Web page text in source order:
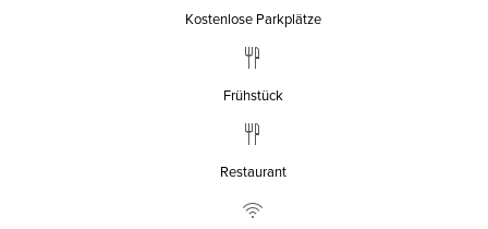
Kostenlose Parkplätze
Frühstück
Restaurant